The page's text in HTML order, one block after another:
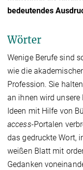
bedeutendes
Wörter
Wenige Berufe sind
wie die
Profession. Sie
an ihnen wird
Ideen mit Hilfe von
access-Portalen
das gedruckte Wort,
weißen Blatt mit
Gedanken